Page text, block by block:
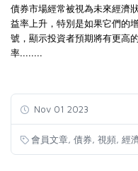
債券市場經常被視為未來經濟
益率上升，特別是如果它們的
號，顯示投資者預期將有更高
率........
Nov 01 2023
會員文章 債券 視頻 經